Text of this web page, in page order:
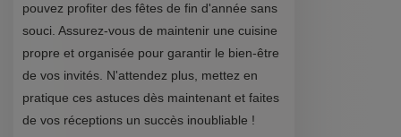
pouvez profiter des fêtes de fin d'année sans
souci. Assurez-vous de maintenir une cuisine
propre et organisée pour garantir le bien-être
de vos invités. N'attendez plus, mettez en
pratique ces astuces dès maintenant et faites
de vos réceptions un succès inoubliable !